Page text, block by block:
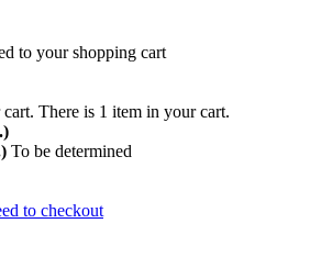
to your shopping cart
There is 1 item in your cart.
To be determined
to checkout